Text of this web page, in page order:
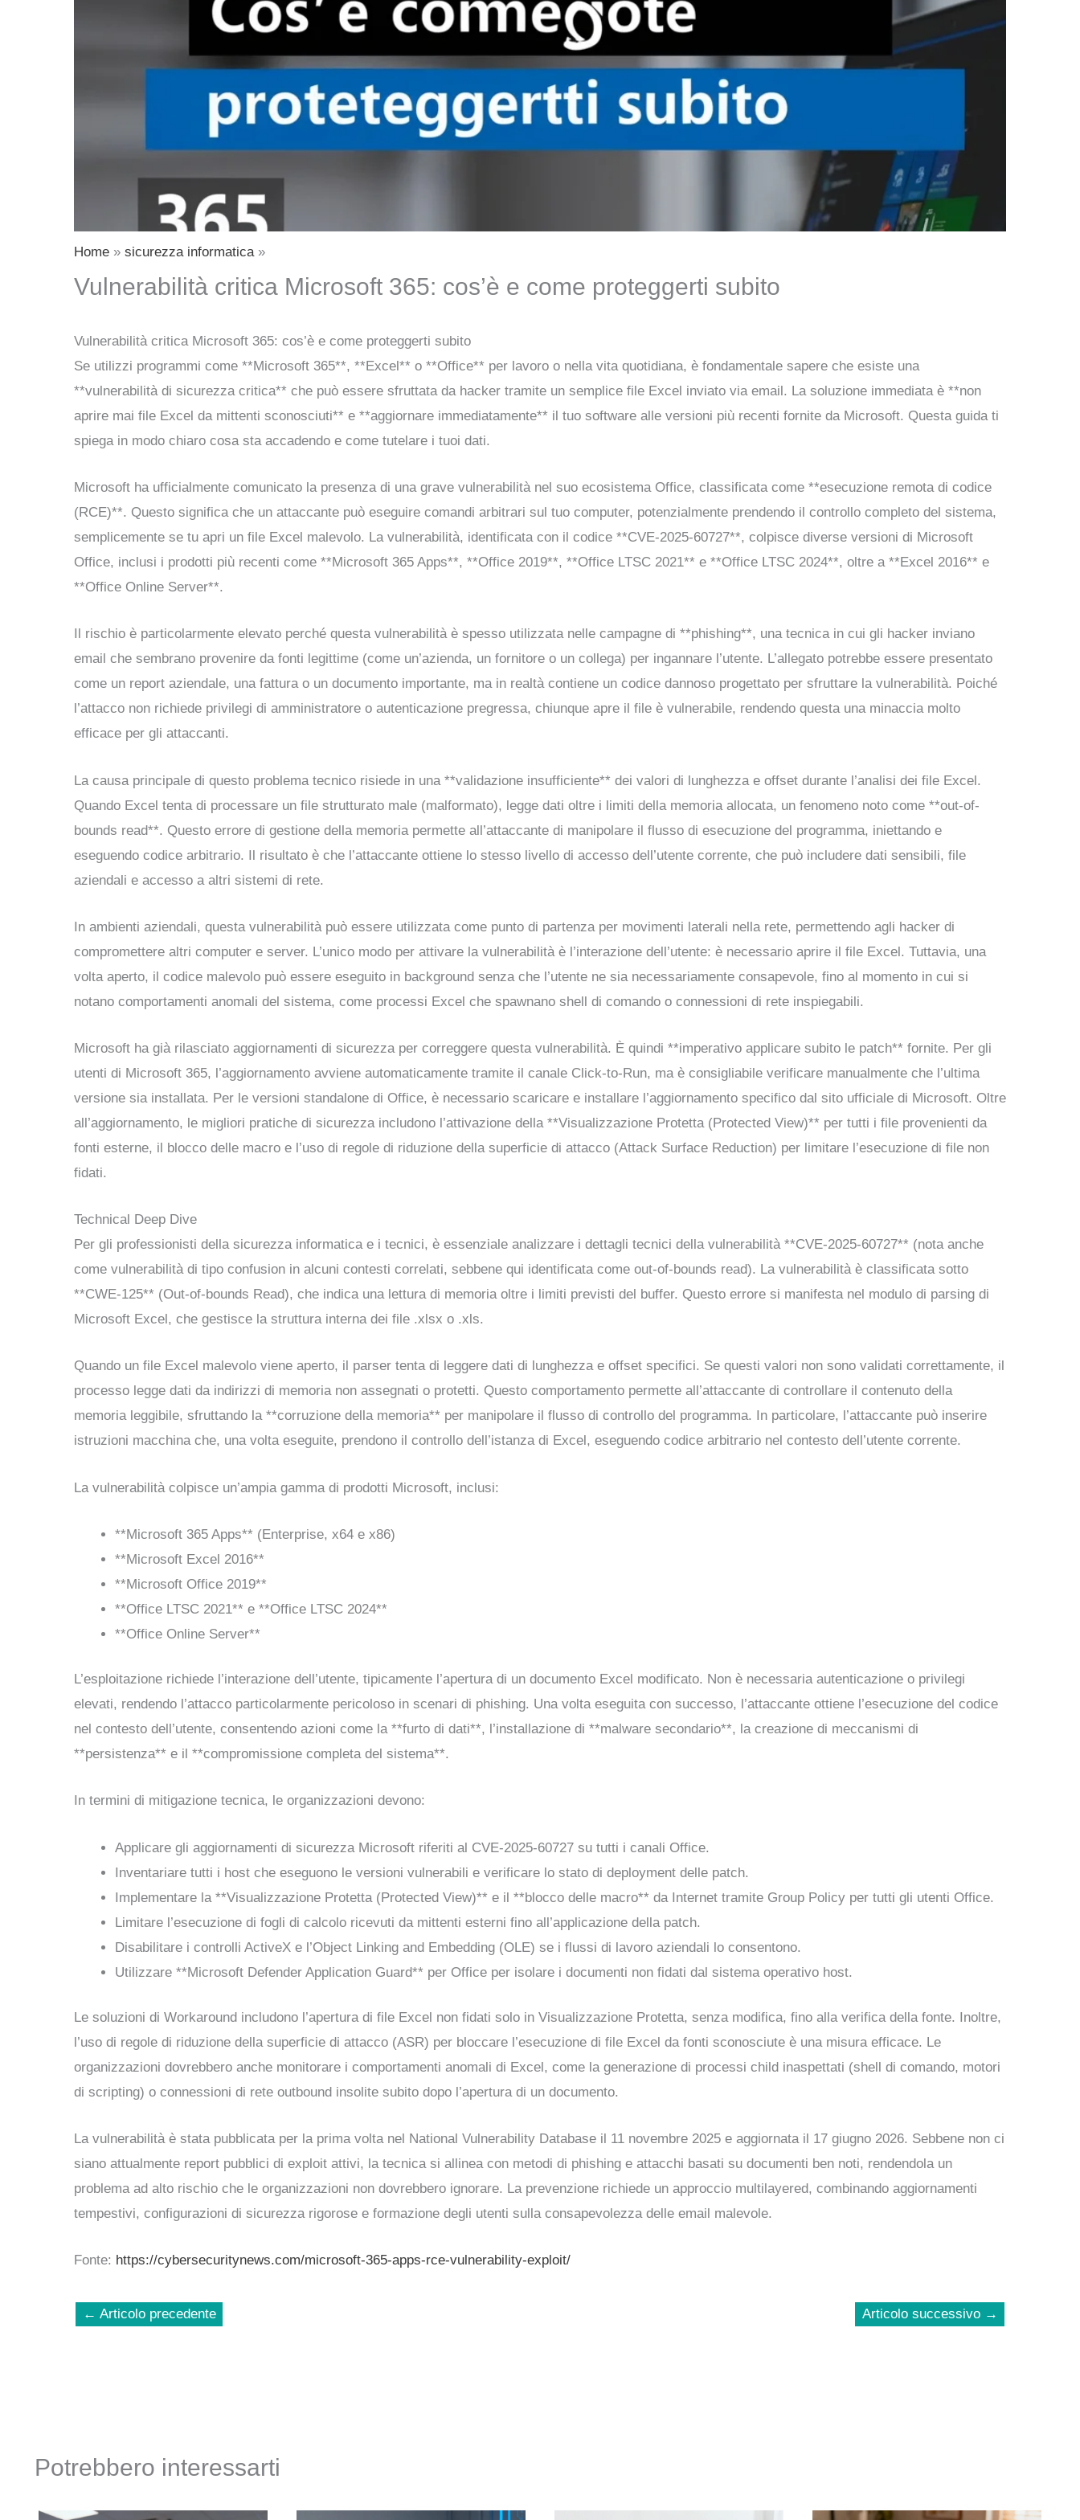
Home sicurezza informatica
Vulnerabilità critica Microsoft 365: cos’è e come proteggerti subito
Vulnerabilità critica Microsoft 365: cos’è e come proteggerti subito
Se utilizzi programmi come **Microsoft 365**, **Excel** o **Office** per lavoro o nella vita quotidiana, è fondamentale sapere che esiste una
**vulnerabilità di sicurezza critica** che può essere sfruttata da hacker tramite un semplice file Excel inviato via email. La soluzione immediata è **non
aprire mai file Excel da mittenti sconosciuti** e **aggiornare immediatamente** il tuo software alle versioni più recenti fornite da Microsoft. Questa guida ti
spiega in modo chiaro cosa sta accadendo e come tutelare i tuoi dati.
Microsoft ha ufficialmente comunicato la presenza di una grave vulnerabilità nel suo ecosistema Office, classificata come **esecuzione remota di codice
(RCE)**. Questo significa che un attaccante può eseguire comandi arbitrari sul tuo computer, potenzialmente prendendo il controllo completo del sistema,
semplicemente se tu apri un file Excel malevolo. La vulnerabilità, identificata con il codice **CVE-2025-60727**, colpisce diverse versioni di Microsoft
Office, inclusi i prodotti più recenti come **Microsoft 365 Apps**, **Office 2019**, **Office LTSC 2021** e **Office LTSC 2024**, oltre a **Excel 2016** e
**Office Online Server**.
Il rischio è particolarmente elevato perché questa vulnerabilità è spesso utilizzata nelle campagne di **phishing**, una tecnica in cui gli hacker inviano
email che sembrano provenire da fonti legittime (come un’azienda, un fornitore o un collega) per ingannare l’utente. L’allegato potrebbe essere presentato
come un report aziendale, una fattura o un documento importante, ma in realtà contiene un codice dannoso progettato per sfruttare la vulnerabilità. Poiché
l’attacco non richiede privilegi di amministratore o autenticazione pregressa, chiunque apre il file è vulnerabile, rendendo questa una minaccia molto
efficace per gli attaccanti.
La causa principale di questo problema tecnico risiede in una **validazione insufficiente** dei valori di lunghezza e offset durante l’analisi dei file Excel.
Quando Excel tenta di processare un file strutturato male (malformato), legge dati oltre i limiti della memoria allocata, un fenomeno noto come **out-of-
bounds read**. Questo errore di gestione della memoria permette all’attaccante di manipolare il flusso di esecuzione del programma, iniettando e
eseguendo codice arbitrario. Il risultato è che l’attaccante ottiene lo stesso livello di accesso dell’utente corrente, che può includere dati sensibili, file
aziendali e accesso a altri sistemi di rete.
In ambienti aziendali, questa vulnerabilità può essere utilizzata come punto di partenza per movimenti laterali nella rete, permettendo agli hacker di
compromettere altri computer e server. L’unico modo per attivare la vulnerabilità è l’interazione dell’utente: è necessario aprire il file Excel. Tuttavia, una
volta aperto, il codice malevolo può essere eseguito in background senza che l’utente ne sia necessariamente consapevole, fino al momento in cui si
notano comportamenti anomali del sistema, come processi Excel che spawnano shell di comando o connessioni di rete inspiegabili.
Microsoft ha già rilasciato aggiornamenti di sicurezza per correggere questa vulnerabilità. È quindi **imperativo applicare subito le patch** fornite. Per gli
utenti di Microsoft 365, l’aggiornamento avviene automaticamente tramite il canale Click-to-Run, ma è consigliabile verificare manualmente che l’ultima
versione sia installata. Per le versioni standalone di Office, è necessario scaricare e installare l’aggiornamento specifico dal sito ufficiale di Microsoft. Oltre
all’aggiornamento, le migliori pratiche di sicurezza includono l’attivazione della **Visualizzazione Protetta (Protected View)** per tutti i file provenienti da
fonti esterne, il blocco delle macro e l’uso di regole di riduzione della superficie di attacco (Attack Surface Reduction) per limitare l’esecuzione di file non
fidati.
Technical Deep Dive
Per gli professionisti della sicurezza informatica e i tecnici, è essenziale analizzare i dettagli tecnici della vulnerabilità **CVE-2025-60727** (nota anche
come vulnerabilità di tipo confusion in alcuni contesti correlati, sebbene qui identificata come out-of-bounds read). La vulnerabilità è classificata sotto
**CWE-125** (Out-of-bounds Read), che indica una lettura di memoria oltre i limiti previsti del buffer. Questo errore si manifesta nel modulo di parsing di
Microsoft Excel, che gestisce la struttura interna dei file .xlsx o .xls.
Quando un file Excel malevolo viene aperto, il parser tenta di leggere dati di lunghezza e offset specifici. Se questi valori non sono validati correttamente, il
processo legge dati da indirizzi di memoria non assegnati o protetti. Questo comportamento permette all’attaccante di controllare il contenuto della
memoria leggibile, sfruttando la **corruzione della memoria** per manipolare il flusso di controllo del programma. In particolare, l’attaccante può inserire
istruzioni macchina che, una volta eseguite, prendono il controllo dell’istanza di Excel, eseguendo codice arbitrario nel contesto dell’utente corrente.
La vulnerabilità colpisce un’ampia gamma di prodotti Microsoft, inclusi:
**Microsoft 365 Apps** (Enterprise, x64 e x86)
**Microsoft Excel 2016**
**Microsoft Office 2019**
**Office LTSC 2021** e **Office LTSC 2024**
**Office Online Server**
L’esploitazione richiede l’interazione dell’utente, tipicamente l’apertura di un documento Excel modificato. Non è necessaria autenticazione o privilegi
elevati, rendendo l’attacco particolarmente pericoloso in scenari di phishing. Una volta eseguita con successo, l’attaccante ottiene l’esecuzione del codice
nel contesto dell’utente, consentendo azioni come la **furto di dati**, l’installazione di **malware secondario**, la creazione di meccanismi di
**persistenza** e il **compromissione completa del sistema**.
In termini di mitigazione tecnica, le organizzazioni devono:
Applicare gli aggiornamenti di sicurezza Microsoft riferiti al CVE-2025-60727 su tutti i canali Office.
Inventariare tutti i host che eseguono le versioni vulnerabili e verificare lo stato di deployment delle patch.
Implementare la **Visualizzazione Protetta (Protected View)** e il **blocco delle macro** da Internet tramite Group Policy per tutti gli utenti Office.
Limitare l’esecuzione di fogli di calcolo ricevuti da mittenti esterni fino all’applicazione della patch.
Disabilitare i controlli ActiveX e l’Object Linking and Embedding (OLE) se i flussi di lavoro aziendali lo consentono.
Utilizzare **Microsoft Defender Application Guard** per Office per isolare i documenti non fidati dal sistema operativo host.
Le soluzioni di Workaround includono l’apertura di file Excel non fidati solo in Visualizzazione Protetta, senza modifica, fino alla verifica della fonte. Inoltre,
l’uso di regole di riduzione della superficie di attacco (ASR) per bloccare l’esecuzione di file Excel da fonti sconosciute è una misura efficace. Le
organizzazioni dovrebbero anche monitorare i comportamenti anomali di Excel, come la generazione di processi child inaspettati (shell di comando, motori
di scripting) o connessioni di rete outbound insolite subito dopo l’apertura di un documento.
La vulnerabilità è stata pubblicata per la prima volta nel National Vulnerability Database il 11 novembre 2025 e aggiornata il 17 giugno 2026. Sebbene non ci
siano attualmente report pubblici di exploit attivi, la tecnica si allinea con metodi di phishing e attacchi basati su documenti ben noti, rendendola un
problema ad alto rischio che le organizzazioni non dovrebbero ignorare. La prevenzione richiede un approccio multilayered, combinando aggiornamenti
tempestivi, configurazioni di sicurezza rigorose e formazione degli utenti sulla consapevolezza delle email malevole.
Fonte: https://cybersecuritynews.com/microsoft-365-apps-rce-vulnerability-exploit/
← Articolo precedente Articolo successivo →
Potrebbero interessarti